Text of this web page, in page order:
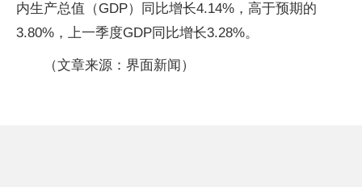
内生产总值（GDP）同比增长4.14%，高于预期的
3.80%，上一季度GDP同比增长3.28%。
（文章来源：界面新闻）